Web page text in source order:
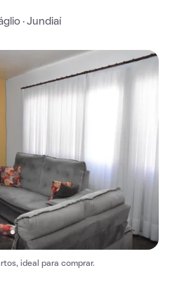
· Jundiaí
ideal para comprar.